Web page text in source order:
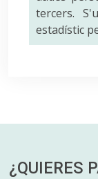
tercers.
estadístic
¿QUIERES